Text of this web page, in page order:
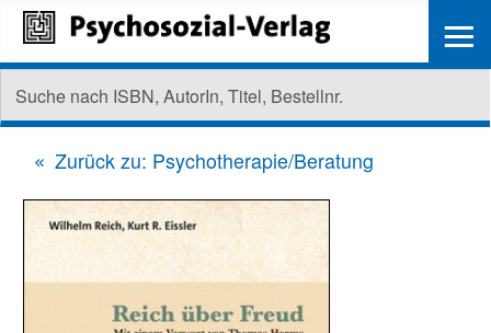
Zurück zu: Psychotherapie/Beratung
≡